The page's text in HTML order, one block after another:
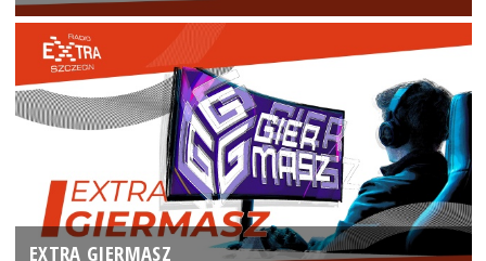
EXTRA GIERMASZ